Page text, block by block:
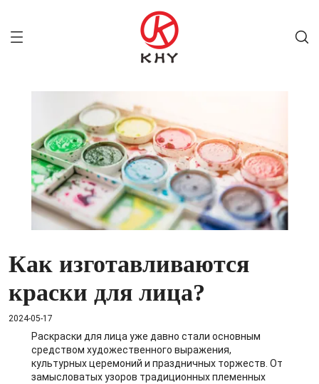
Как изготавливаются
краски для лица?
2024-05-17
Раскраски для лица уже давно стали основным
средством художественного выражения,
культурных церемоний и праздничных торжеств. От
замысловатых узоров традиционных племенных